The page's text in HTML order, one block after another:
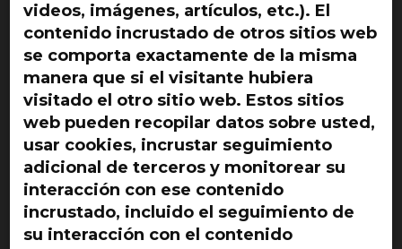
videos, imágenes, artículos, etc.). El
contenido incrustado de otros sitios web
se comporta exactamente de la misma
manera que si el visitante hubiera
visitado el otro sitio web. Estos sitios
web pueden recopilar datos sobre usted,
usar cookies, incrustar seguimiento
adicional de terceros y monitorear su
interacción con ese contenido
incrustado, incluido el seguimiento de
su interacción con el contenido